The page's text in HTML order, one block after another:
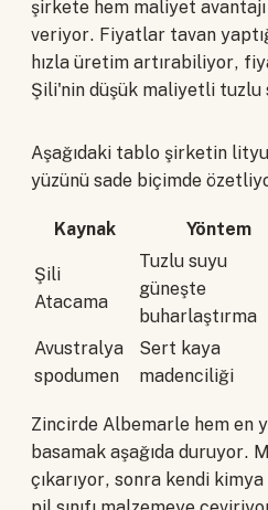
şirkete hem maliyet
veriyor. Fiyatlar tavan
hızla üretim artırabiliyor,
Şili'nin düşük maliyetli tuzlu
Aşağıdaki tablo şirketin
yüzünü sade biçimde
Kaynak Yöntem
Şili
Atacama
Tuzlu suyu
güneşte
buharlaştırma
Avustralya
spodumen
Sert kaya
madenciliği
Zincirde Albemarle hem en
basamak aşağıda duruyor.
çıkarıyor, sonra kendi